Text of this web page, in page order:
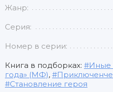
Жанр:
Серия:
Номер в серии:
Книга в подборках: Иные
года» (МФ),
Становление героя